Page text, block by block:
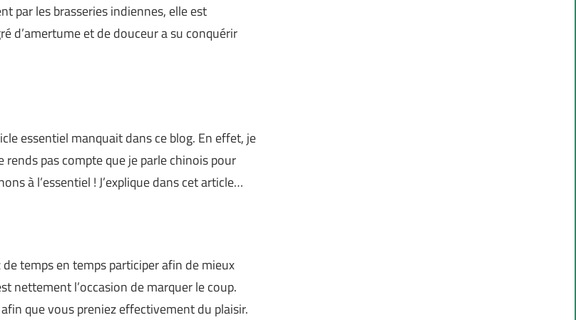
par les brasseries indiennes, elle est
d’amertume et de douceur a su conquérir
essentiel manquait dans ce blog. En effet, je
rends pas compte que je parle chinois pour
à l’essentiel ! J’explique dans cet article…
temps en temps participer afin de mieux
nettement l’occasion de marquer le coup.
que vous preniez effectivement du plaisir.